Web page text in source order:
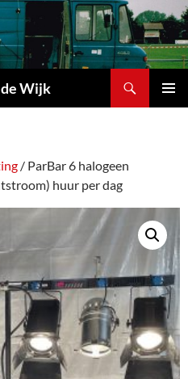
Wijk
/ ParBar 6 halogeen
huur per dag